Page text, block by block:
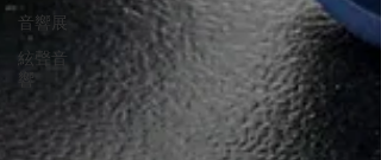
音響展
絃聲音
響